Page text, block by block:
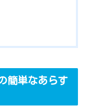
簡単なあらす